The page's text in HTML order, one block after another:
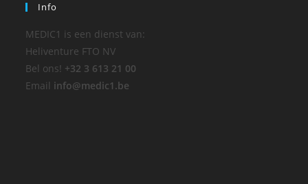
Info
MEDIC1 is een dienst van:
Heliventure FTO NV
Bel ons! +32 3 613 21 00
Email info@medic1.be